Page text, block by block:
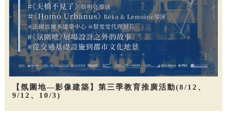
【氛圍地—影像建築】第三季教育推廣活動(8/12、
9/12、10/3)